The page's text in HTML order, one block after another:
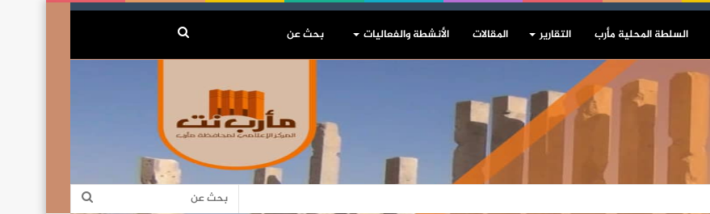
السلطة المحلية مأرب التقارير المقالات الأنشطة والفعاليات بحث
بحث